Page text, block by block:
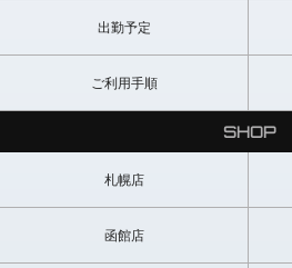
出勤予定
ご利用手順
SHOP
札幌店
函館店